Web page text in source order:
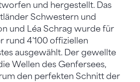
und hergestellt. Das
Schwestern und
und Léa Schrag wurde für
rund 4'100 offiziellen
ausgewählt. Der gewellte
Wellen des Genfersees,
den perfekten Schnitt der